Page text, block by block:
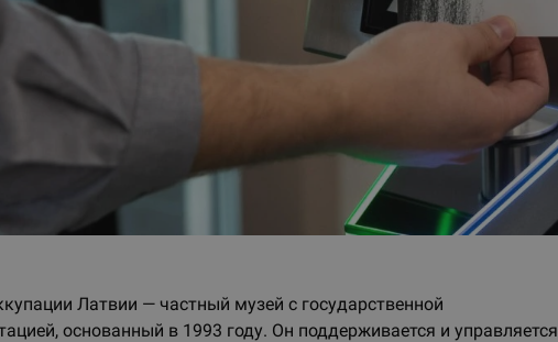
Латвии — частный музей с государственной
основанный в 1993 году. Он поддерживается и управляется